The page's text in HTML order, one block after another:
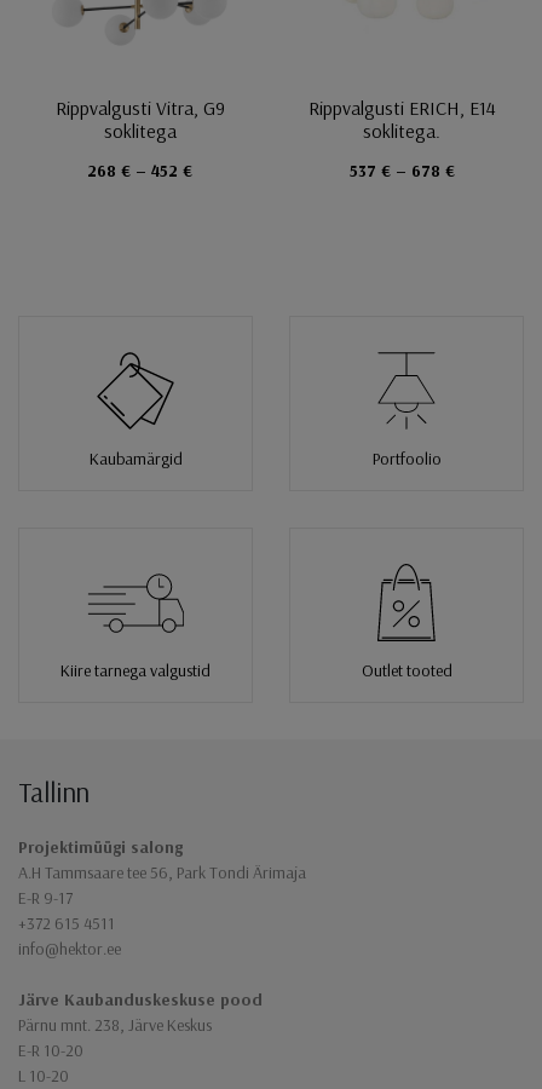
Rippvalgusti Vitra, G9
soklitega
268 € – 452 €
Rippvalgusti ERICH, E14
soklitega.
537 € – 678 €
Kaubamärgid Portfoolio
Kiire tarnega valgustid Outlet tooted
Jaluse navigatsioon
Tallinn
Projektimüügi salong
A.H Tammsaare tee 56, Park Tondi Ärimaja
E-R 9-17
+372 615 4511
info@hektor.ee
Järve Kaubanduskeskuse pood
Pärnu mnt. 238, Järve Keskus
E-R 10-20
L 10-20